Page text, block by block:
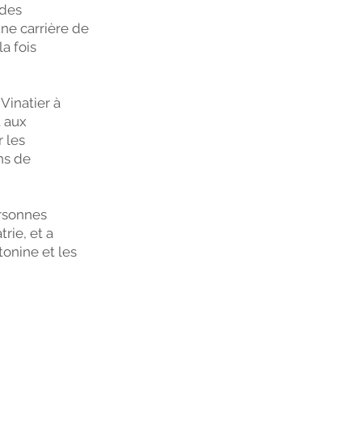
carrière de
fois
à
aux
les
de
et a
et les